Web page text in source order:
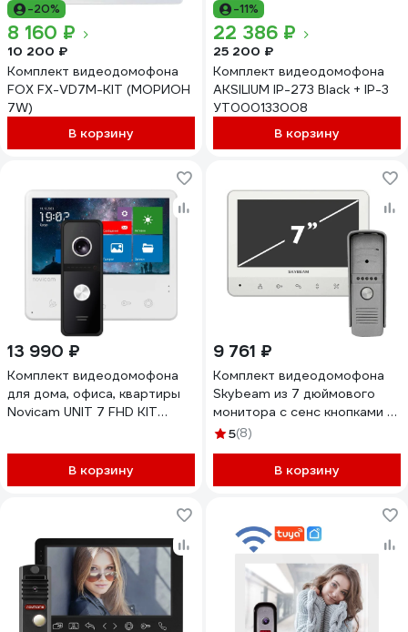
-20%
8 160 ₽
10 200 ₽
Комплект видеодомофона
FOX FX-VD7M-KIT (МОРИОН
7W)
В корзину
-11%
22 386 ₽
25 200 ₽
Комплект видеодомофона
AKSILIUM IP-273 Black + IP-3
УТ000133008
В корзину
13 990 ₽
Комплект видеодомофона
для дома, офиса, квартиры
Novicam UNIT 7 FHD KIT
подъездным домофоном
через мск/мсц c
В корзину
9 761 ₽
Комплект видеодомофона
Skybeam из 7 дюймового
монитора с сенс кнопками и
вызывной панели, белый RL-
5(8)
В корзину